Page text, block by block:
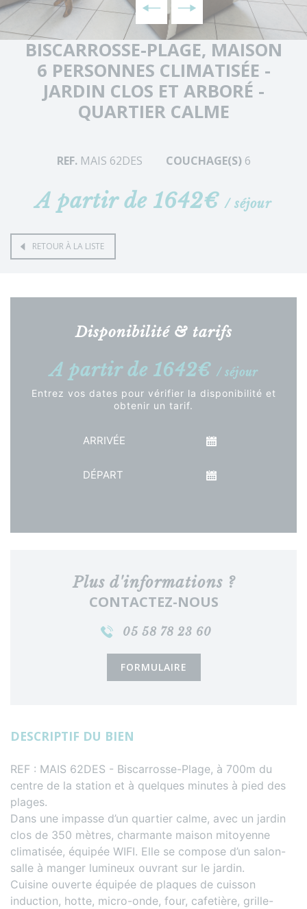
BISCARROSSE-PLAGE, MAISON
6 PERSONNES CLIMATISÉE -
JARDIN CLOS ET ARBORÉ -
QUARTIER CALME
REF.MAIS 62DES COUCHAGE(S)6
A partir de 1642€ / séjour
RETOUR À LA LISTE
Disponibilité & tarifs
A partir de 1642€ / séjour
Entrez vos dates pour vérifier la disponibilité et
obtenir un tarif.
Plus d'informations ?
CONTACTEZ-NOUS
05 58 78 23 60
FORMULAIRE
DESCRIPTIF DU BIEN
REF : MAIS 62DES - Biscarrosse-Plage, à 700m du
centre de la station et à quelques minutes à pied des
plages.
Dans une impasse d’un quartier calme, avec un jardin
clos de 350 mètres, charmante maison mitoyenne
climatisée, équipée WIFI. Elle se compose d’un salon-
salle à manger lumineux ouvrant sur le jardin.
Cuisine ouverte équipée de plaques de cuisson
induction, hotte, micro-onde, four, cafetière, grille-